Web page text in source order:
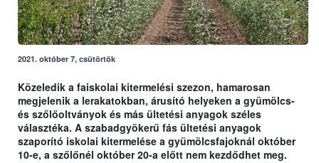
2021. október 7, csütörtök
Közeledik a faiskolai kitermelési szezon, hamarosan
megjelenik a lerakatokban, árusító helyeken a gyümölcs-
és szőlőoltványok és más ültetési anyagok széles
választéka. A szabadgyökerű fás ültetési anyagok
szaporító iskolai kitermelése a gyümölcsfajoknál október
10-e, a szőlőnél október 20-a előtt nem kezdődhet meg.